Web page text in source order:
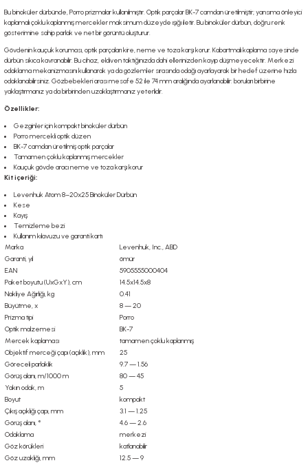
Bu binoküler dürbünde, Porro prizmalar kullanılmıştır. Optik parçalar BK-7 camdan üretilmiştir; yansıma önleyici
kaplamalı çoklu kaplanmış mercekler maksimum düzeyde ışığı iletir. Bu binoküler dürbün, doğru renk
gösterimine sahip parlak ve net bir görüntü oluşturur.
Gövdenin kauçuk koruması, optik parçaları kire, neme ve toza karşı korur. Kabartmalı kaplama sayesinde
dürbün sıkıca kavranabilir. Bu cihaz, eldiven taktığınızda dahi ellerinizden kayıp düşmeyecektir. Merkezi
odaklama mekanizmasını kullanarak ya da gözlemler sırasında odağı ayarlayarak bir hedef üzerine hızla
odaklanabilirsiniz. Gözbebekleri arası mesafe 52 ile 74 mm aralığında ayarlanabilir: boruları birbirine
yaklaştırmanız ya da birbirinden uzaklaştırmanız yeterlidir.
Özellikler:
Gezginler için kompakt binoküler dürbün
Porro mercekli optik düzen
BK-7 camdan üretilmiş optik parçalar
Tamamen çoklu kaplanmış mercekler
Kauçuk gövde aracı neme ve toza karşı korur
Kit içeriği:
Levenhuk Atom 8–20x25 Binoküler Dürbün
Kese
Kayış
Temizleme bezi
Kullanım kılavuzu ve garanti kartı
Marka
Levenhuk, Inc., ABD
Garanti, yıl
ömür
EAN
5905555000404
Paket boyutu (UxGxY), cm
14.5x14.5x8
Nakliye Ağırlığı, kg
0.41
Büyütme, x
8 — 20
Prizma tipi
Porro
Optik malzemesi
BK-7
Mercek kaplaması
tamamen çoklu kaplanmış
Objektif merceği çapı (açıklık), mm
25
Göreceli parlaklık
9.7 — 1.56
Görüş alanı, m/1000 m
80 — 45
Yakın odak, m
5
Boyut
kompakt
Çıkış açıklığı çapı, mm
3.1 — 1.25
Görüş alanı, °
4.6 — 2.6
Odaklama
merkezi
Göz körükleri
katlanabilir
Göz uzaklığı, mm
12.5 — 9